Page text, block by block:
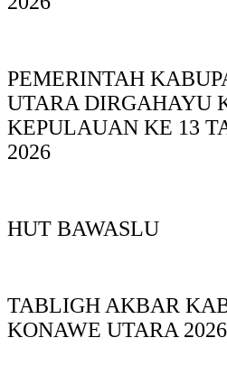
PEMERINTAH
UTARA DIRGAHAYU
KEPULAUAN KE 13
2026
HUT BAWASLU
TABLIGH AKBAR
KONAWE UTARA 2026